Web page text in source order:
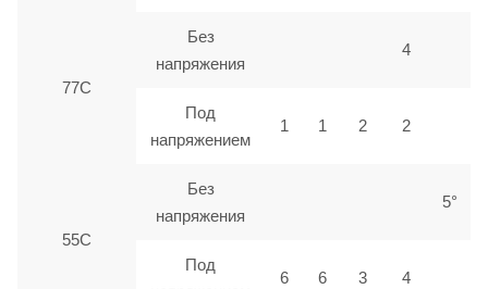
77С
Без
напряжения
4
Под
напряжением
1 1 2 2
55С
Без
напряжения
5°
Под
6 6 3 4